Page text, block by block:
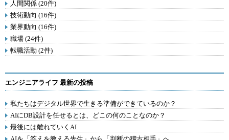
人間関係 (20件)
技術動向 (16件)
業界動向 (16件)
職場 (24件)
転職活動 (2件)
エンジニアライフ 最新の投稿
私たちはデジタル世界で生きる準備ができているのか？
AIにDB設計を任せるとは、どこの何のことなのか？
最後には離れていくAI